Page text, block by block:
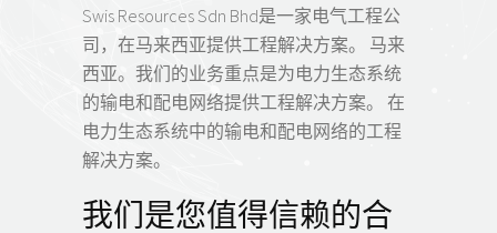
Swis Resources Sdn Bhd是一家电气工程公
司，在马来西亚提供工程解决方案。 马来
西亚。我们的业务重点是为电力生态系统
的输电和配电网络提供工程解决方案。 在
电力生态系统中的输电和配电网络的工程
解决方案。
我们是您值得信赖的合